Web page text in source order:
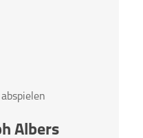
Albers